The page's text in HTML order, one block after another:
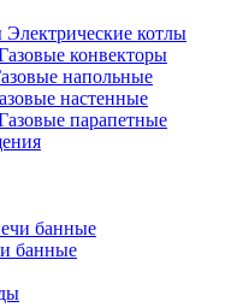
Электрические котлы
конвекторы
напольные
настенные
парапетные
банные